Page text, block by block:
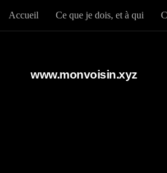
Au dessous du contenu
Accueil Ce que je dois, et à qui
www.monvoisin.xyz